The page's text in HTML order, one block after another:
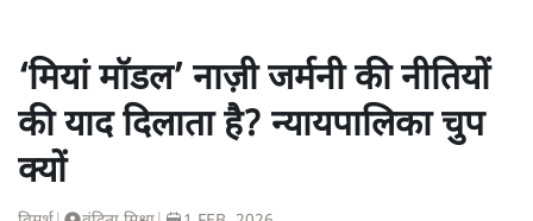
‘मियां मॉडल’ नाज़ी जर्मनी की नीतियों
की याद दिलाता है? न्यायपालिका चुप
क्यों